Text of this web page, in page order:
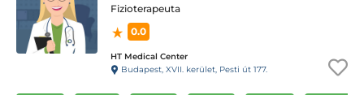
Fizioterapeuta
0.0
HT Medical Center
Budapest, XVII. kerület, Pesti út 177.